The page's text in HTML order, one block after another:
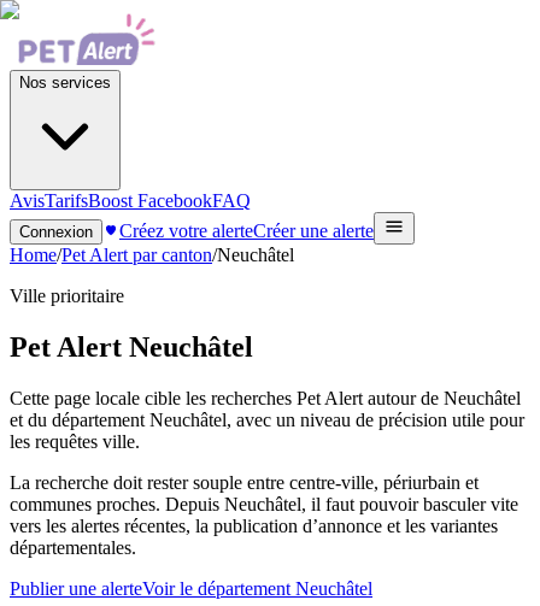
Nos services
AvisTarifsBoost FacebookFAQ
Connexion Créez votre alerteCréer une alerte
Home/Pet Alert par canton/Neuchâtel
Ville prioritaire
Pet Alert Neuchâtel
Cette page locale cible les recherches Pet Alert autour de Neuchâtel
et du département Neuchâtel, avec un niveau de précision utile pour
les requêtes ville.
La recherche doit rester souple entre centre-ville, périurbain et
communes proches. Depuis Neuchâtel, il faut pouvoir basculer vite
vers les alertes récentes, la publication d’annonce et les variantes
départementales.
Publier une alerteVoir le département Neuchâtel